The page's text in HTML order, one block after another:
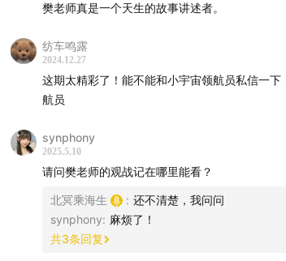
樊老师真是一个天生的故事讲述者。
纺车鸣露
2024.12.27
这期太精彩了！能不能和小宇宙领航员私信一
航员
synphony
2025.5.10
请问樊老师的观战记在哪里能看？
北冥乘海生 : 还不清楚，我问问
synphony: 麻烦了！
共3条回复